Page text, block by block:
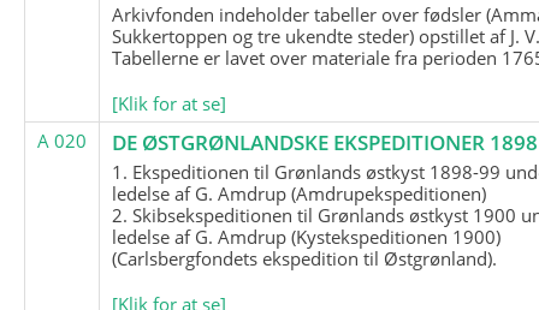
Arkivfonden indeholder tabeller over fødsler
Sukkertoppen og tre ukendte steder) opstillet af J.
Tabellerne er lavet over materiale fra perioden
[Klik for at se]
A 020
DE ØSTGRØNLANDSKE EKSPEDITIONER
1. Ekspeditionen til Grønlands østkyst 1898-99
ledelse af G. Amdrup (Amdrupekspeditionen)
2. Skibsekspeditionen til Grønlands østkyst 1900
ledelse af G. Amdrup (Kystekspeditionen 1900)
(Carlsbergfondets ekspedition til Østgrønland).
[Klik for at se]